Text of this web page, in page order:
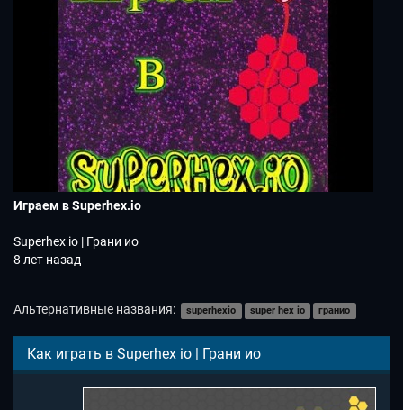
Играем в Superhex.io
Superhex io | Грани ио
8 лет назад
Альтернативные названия: superhexio super hex io гранио
Как играть в Superhex io | Грани ио